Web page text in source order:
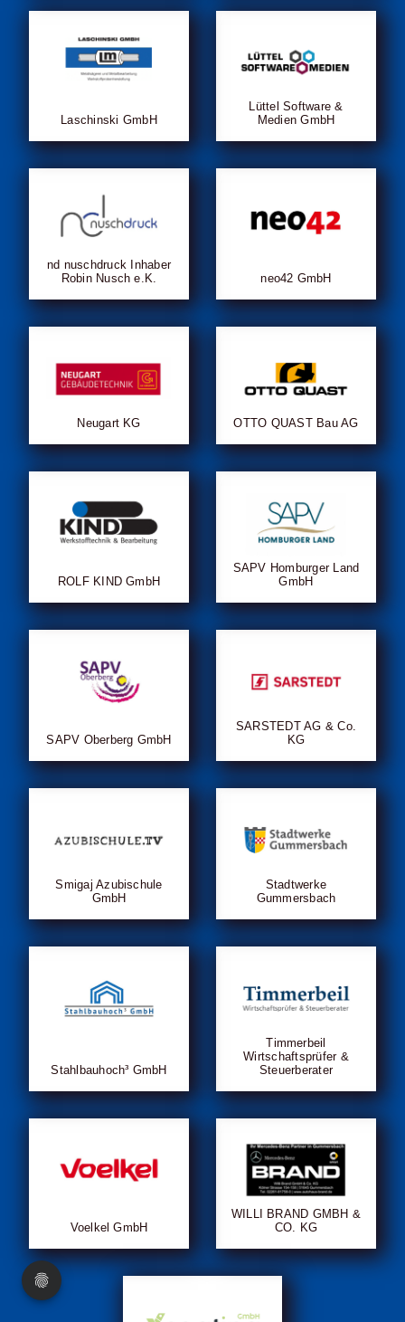
Laschinski GmbH
Lüttel Software &
Medien GmbH
nd nuschdruck Inhaber
Robin Nusch e.K.
neo42 GmbH
Neugart KG OTTO QUAST Bau AG
ROLF KIND GmbH
SAPV Homburger Land
GmbH
SAPV Oberberg GmbH
SARSTEDT AG & Co.
KG
Smigaj Azubischule
GmbH
Stadtwerke
Gummersbach
Stahlbauhoch³ GmbH
Timmerbeil
Wirtschaftsprüfer &
Steuerberater
Voelkel GmbH
WILLI BRAND GMBH &
CO. KG